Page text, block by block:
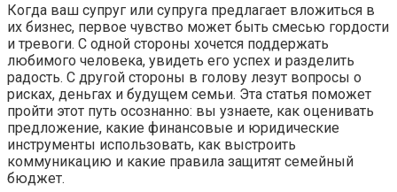
Когда ваш супруг или супруга предлагает вложиться в
их бизнес, первое чувство может быть смесью гордости
и тревоги. С одной стороны хочется поддержать
любимого человека, увидеть его успех и разделить
радость. С другой стороны в голову лезут вопросы о
рисках, деньгах и будущем семьи. Эта статья поможет
пройти этот путь осознанно: вы узнаете, как оценивать
предложение, какие финансовые и юридические
инструменты использовать, как выстроить
коммуникацию и какие правила защитят семейный
бюджет.